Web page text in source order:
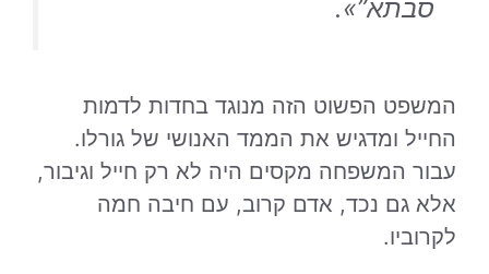
סבתא”».
המשפט הפשוט הזה מנוגד בחדות לדמות
החייל ומדגיש את הממד האנושי של גורלו.
עבור המשפחה מקסים היה לא רק חייל וגיבור,
אלא גם נכד, אדם קרוב, עם חיבה חמה
לקרוביו.